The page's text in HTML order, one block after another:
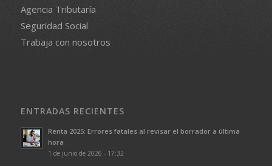
Agencia Tributaría
Seguridad Social
Trabaja con nosotros
ENTRADAS RECIENTES
Renta 2025: Errores fatales al revisar el borrador a última
hora
1 de junio de 2026 - 17:32